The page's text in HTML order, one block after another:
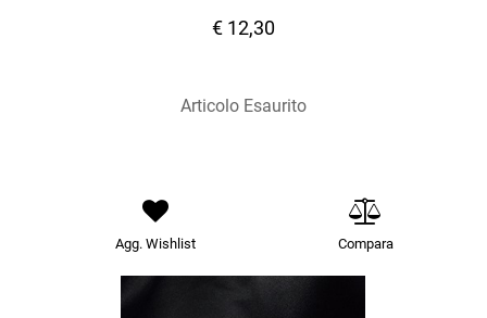
€ 12,30
Articolo Esaurito
Agg. Wishlist Compara